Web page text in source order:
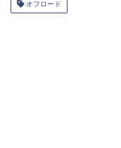
オフロード